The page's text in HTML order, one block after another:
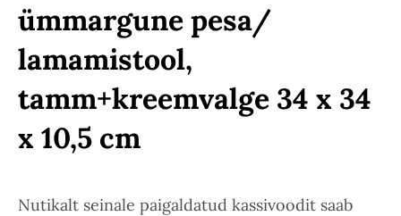
ümmargune pesa/
lamamistool,
tamm+kreemvalge 34 x 34
x 10,5 cm
Nutikalt seinale paigaldatud kassivoodit saab